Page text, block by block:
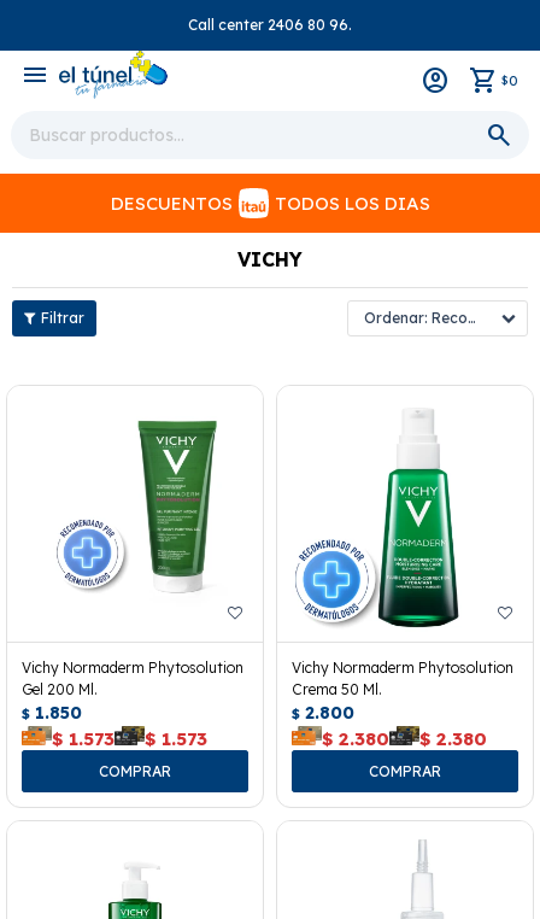
Call center 2406 80 96.
menu $0
DESCUENTOS TODOS LOS DIAS
VICHY
Recomendados
Vichy Normaderm Phytosolution
Gel 200 Ml.
$ 1.850
$ 1.573 $ 1.573
Vichy Normaderm Phytosolution
Crema 50 Ml.
$ 2.800
$ 2.380 $ 2.380
close